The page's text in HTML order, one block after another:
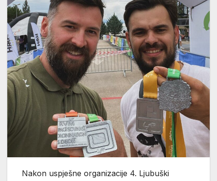
Nakon uspješne organizacije 4. Ljubuški